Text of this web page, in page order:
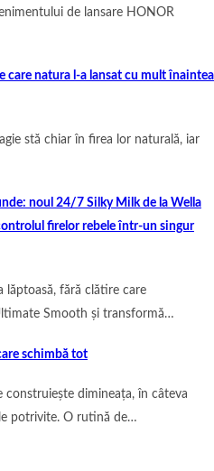
de lansare HONOR
care natura l-a lansat cu mult înaintea
stă chiar în firea lor naturală, iar
noul 24/7 Silky Milk de la Wella
firelor rebele într-un singur
lăptoasă, fără clătire care
Smooth și transformă…
schimbă tot
construiește dimineața, în câteva
potrivite. O rutină de…